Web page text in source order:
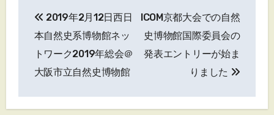
稿
ビ
2019年2月12日西日
本自然史系博物館ネッ
トワーク2019年総会＠
大阪市立自然史博物館
ICOM京都大会での自然
史博物館国際委員会の
発表エントリーが始ま
りました